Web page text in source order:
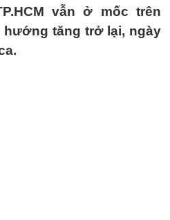
vẫn ở mốc trên
hướng tăng trở lại, ngày